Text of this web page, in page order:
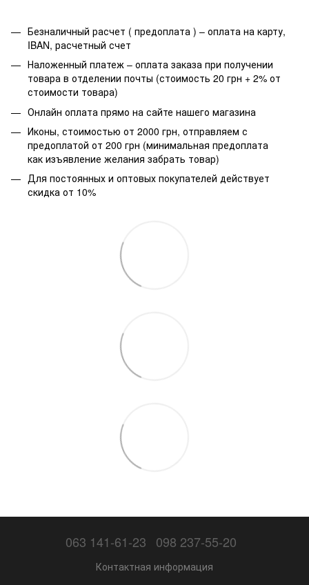
Безналичный расчет ( предоплата ) – оплата на карту,
IBAN, расчетный счет
Наложенный платеж – оплата заказа при получении
товара в отделении почты (стоимость 20 грн + 2% от
стоимости товара)
Онлайн оплата прямо на сайте нашего магазина
Иконы, стоимостью от 2000 грн, отправляем с
предоплатой от 200 грн (минимальная предоплата
как изъявление желания забрать товар)
Для постоянных и оптовых покупателей действует
скидка от 10%
063 141-61-23 098 237-55-20
Контактная информация